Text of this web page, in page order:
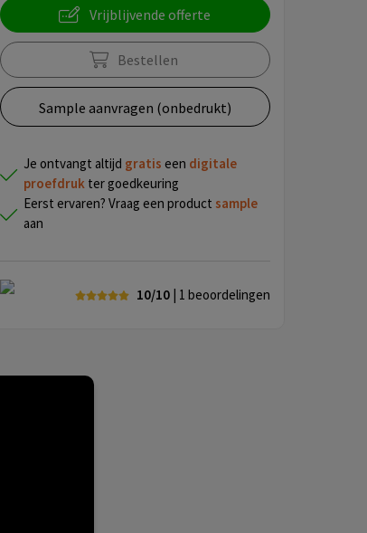
Vrijblijvende offerte
Bestellen
Sample aanvragen (onbedrukt)
Je ontvangt altijd gratis een digitale
proefdrukter goedkeuring
Eerst ervaren? Vraag een product sample
aan
10/10 | 1 beoordelingen